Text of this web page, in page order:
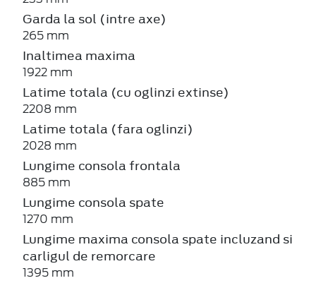
Garda la sol (intre axe)
265 mm
Inaltimea maxima
1922 mm
Latime totala (cu oglinzi extinse)
2208 mm
Latime totala (fara oglinzi)
2028 mm
Lungime consola frontala
885 mm
Lungime consola spate
1270 mm
Lungime maxima consola spate incluzand si
carligul de remorcare
1395 mm